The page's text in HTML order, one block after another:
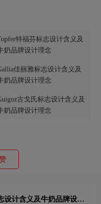
特福芬标志设计含义及
奶品牌设计理念
佳丽雅标志设计含义及
奶品牌设计理念
古戈氏标志设计含义及
奶品牌设计理念
赞
设计含义及牛奶品牌设计